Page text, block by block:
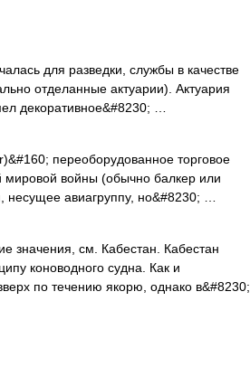
для разведки, службы в качестве
отделанные актуарии). Актуария
декоративное&#8230; …
переоборудованное торговое
войны (обычно балкер или
несущее авиагруппу, но&#8230; …
значения, см. Кабестан. Кабестан
коноводного судна. Как и
по течению якорю, однако в&#8230;